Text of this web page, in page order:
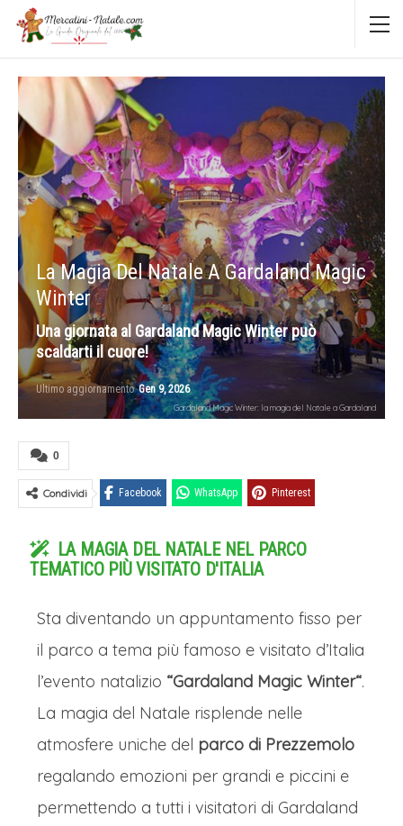
La Magia Del Natale A Gardaland Magic
Winter
Una giornata al Gardaland Magic Winter può
scaldarti il cuore!
Ultimo aggiornamentoGen 9, 2026
Gardaland Magic Winter: la magia del Natale a Gardaland
0
Condividi Facebook WhatsApp Pinterest
LA MAGIA DEL NATALE NEL PARCO
TEMATICO PIÙ VISITATO D'ITALIA
Sta diventando un appuntamento fisso per
il parco a tema più famoso e visitato d’Italia
l’evento natalizio “Gardaland Magic Winter“.
La magia del Natale risplende nelle
atmosfere uniche del parco di Prezzemolo
regalando emozioni per grandi e piccini e
permettendo a tutti i visitatori di Gardaland